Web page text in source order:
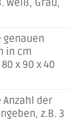
Weiß, Grau,
genauen
in cm
x 90 x 40
der
z.B. 3